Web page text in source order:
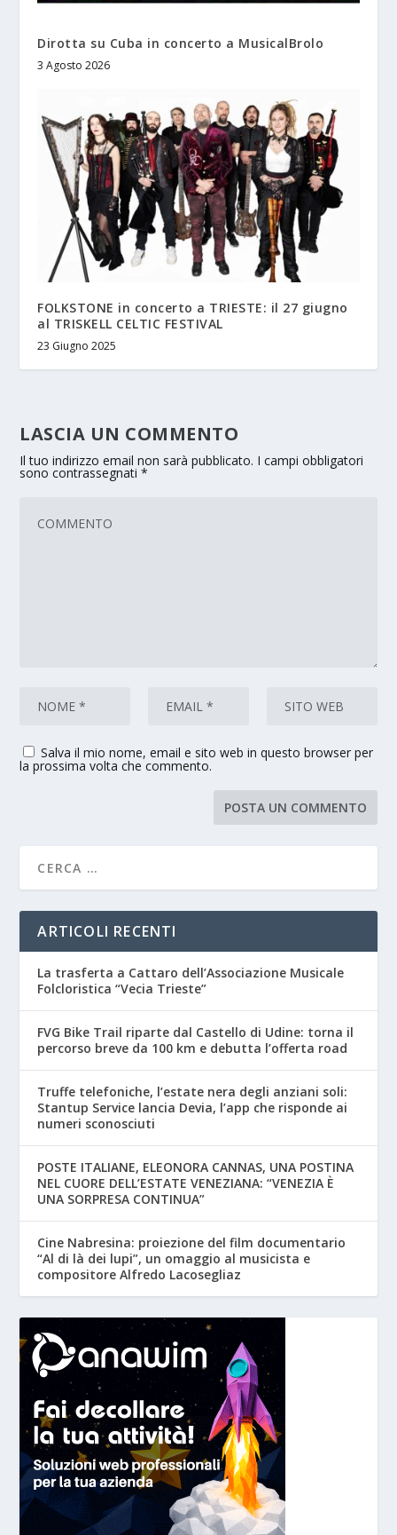
Dirotta su Cuba in concerto a MusicalBrolo
3 Agosto 2026
FOLKSTONE in concerto a TRIESTE: il 27 giugno
al TRISKELL CELTIC FESTIVAL
23 Giugno 2025
LASCIA UN COMMENTO
Il tuo indirizzo email non sarà pubblicato. I campi obbligatori
sono contrassegnati*
Salva il mio nome, email e sito web in questo browser per
la prossima volta che commento.
ARTICOLI RECENTI
La trasferta a Cattaro dell’Associazione Musicale
Folcloristica “Vecia Trieste”
FVG Bike Trail riparte dal Castello di Udine: torna il
percorso breve da 100 km e debutta l’offerta road
Truffe telefoniche, l’estate nera degli anziani soli:
Stantup Service lancia Devia, l’app che risponde ai
numeri sconosciuti
POSTE ITALIANE, ELEONORA CANNAS, UNA POSTINA
NEL CUORE DELL’ESTATE VENEZIANA: “VENEZIA È
UNA SORPRESA CONTINUA”
Cine Nabresina: proiezione del film documentario
“Al di là dei lupi”, un omaggio al musicista e
compositore Alfredo Lacosegliaz